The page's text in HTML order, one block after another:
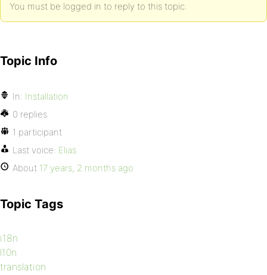
You must be logged in to reply to this topic.
Topic Info
In: Installation
0 replies
1 participant
Last voice: Elias
About 17 years, 2 months ago
Topic Tags
i18n
l10n
translation